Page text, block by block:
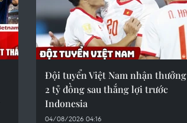
Đội tuyển Việt Nam nhận thưởng
2 tỷ đồng sau thắng lợi trước
Indonesia
04/08/2026 04:16